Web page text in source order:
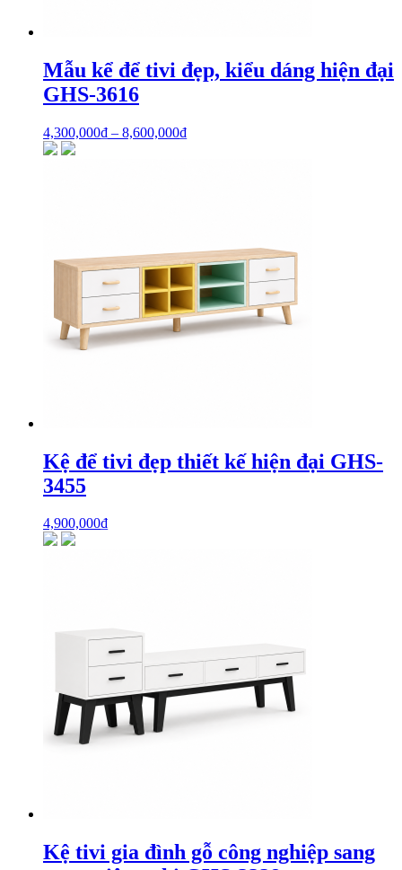
Mẫu kể để tivi đẹp, kiểu dáng hiện đại
GHS-3616
4,300,000₫ – 8,600,000₫
Kệ để tivi đẹp thiết kế hiện đại GHS-
3455
4,900,000₫
Kệ tivi gia đình gỗ công nghiệp sang